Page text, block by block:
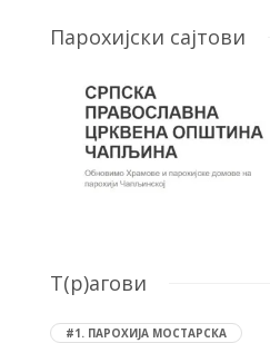
Парохијски сајтови
T(р)агови
#1. ПАРОХИЈА МОСТАРСКА